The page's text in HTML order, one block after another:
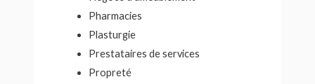
Pharmacies
Plasturgie
Prestataires de services
Propreté